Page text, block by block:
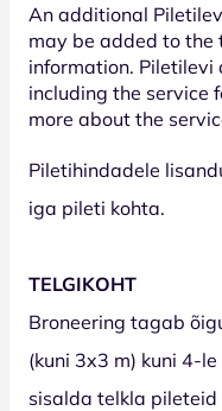
An additional
may be added to the
information.
including the service
more about the
Piletihindadele
iga pileti kohta.
TELGIKOHT
Broneering tagab
(kuni 3x3 m) kuni 4-
sisalda telkla